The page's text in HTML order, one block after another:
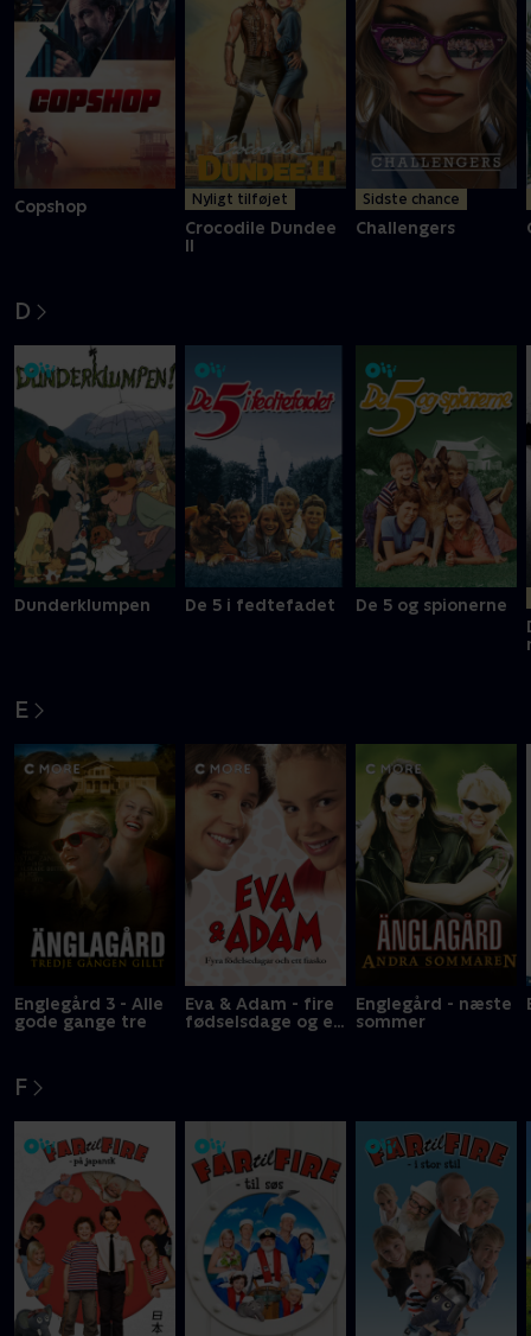
Copshop Nyligt tilføjet
Crocodile Dundee
II
Sidste chance
Challengers
D
Dunderklumpen De 5 i fedtefadet
De 5 og spionerne
E
Englegård 3 - Alle
gode gange tre
Eva & Adam - fire
fødselsdage og en
Englegård - næste
sommer
F